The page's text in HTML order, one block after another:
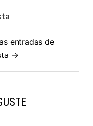
entradas de
→